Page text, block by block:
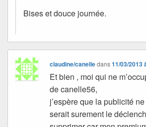
Bises et douce journée.
claudine/canelledans11/03/2013
Et bien , moi qui ne
de canelle56,
j’espère que la publicité
serait surement le